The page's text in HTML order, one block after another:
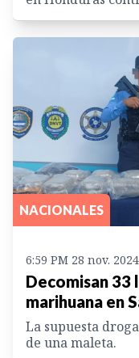
NACIONALES
6:59 PM 28 nov. 2024
Decomisan 33
marihuana en
La supuesta
de una maleta.